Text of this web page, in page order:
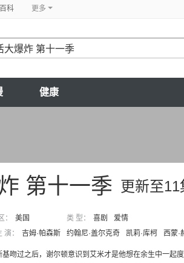
百科 更多
健康
更新至
第十一季
： 美国 类 型： 喜剧
爱情
演： 吉姆·帕森斯 约翰尼·盖尔克奇 凯莉·库柯 西蒙·
吻过之后，谢尔顿意识到艾米才是他想在余生中一起